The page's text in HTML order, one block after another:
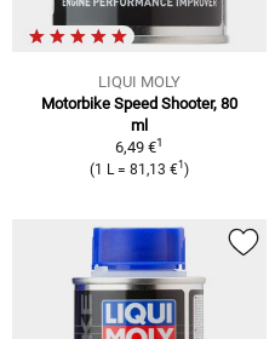
LIQUI MOLY
Motorbike Speed Shooter, 80
ml
6,49 €1
(1 L = 81,13 €1 )